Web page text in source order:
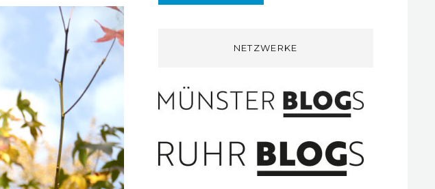
NETZWERKE